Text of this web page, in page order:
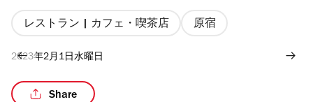
レストラン | カフェ・喫茶店 原宿
2023年2月1日水曜日
Share